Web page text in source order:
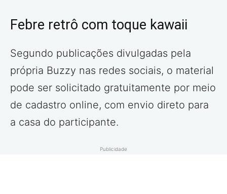
Febre retrô com toque kawaii
Segundo publicações divulgadas pela
própria Buzzy nas redes sociais, o material
pode ser solicitado gratuitamente por meio
de cadastro online, com envio direto para
a casa do participante.
Publicidade